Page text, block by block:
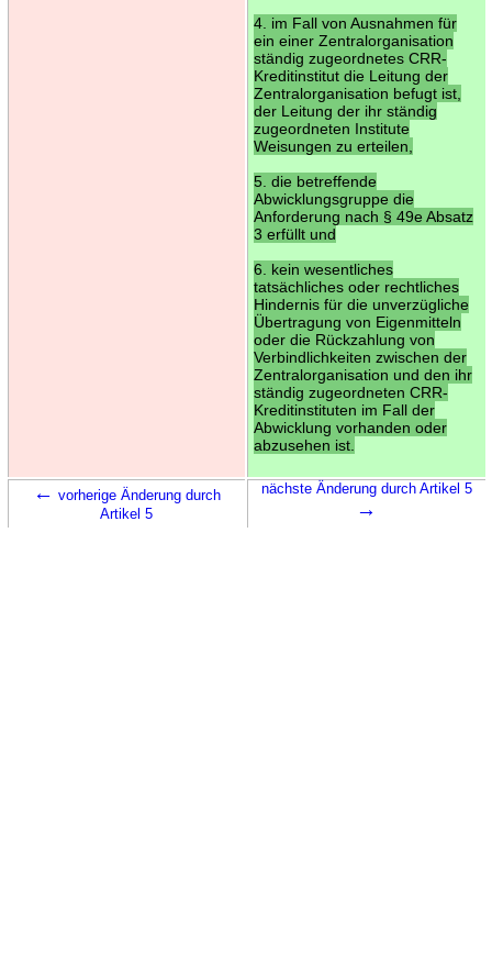
4. im Fall von Ausnahmen für
ein einer Zentralorganisation
ständig zugeordnetes CRR-
Kreditinstitut die Leitung der
Zentralorganisation befugt ist,
der Leitung der ihr ständig
zugeordneten Institute
Weisungen zu erteilen,
5. die betreffende
Abwicklungsgruppe die
Anforderung nach § 49e Absatz
3 erfüllt und
6. kein wesentliches
tatsächliches oder rechtliches
Hindernis für die unverzügliche
Übertragung von Eigenmitteln
oder die Rückzahlung von
Verbindlichkeiten zwischen der
Zentralorganisation und den ihr
ständig zugeordneten CRR-
Kreditinstituten im Fall der
Abwicklung vorhanden oder
abzusehen ist.
← vorherige Änderung durch
Artikel 5
nächste Änderung durch Artikel 5
→